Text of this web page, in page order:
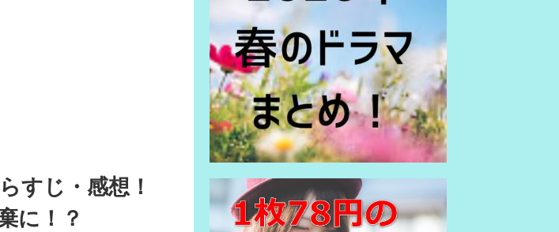
すじ・感想！
に！？